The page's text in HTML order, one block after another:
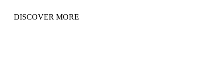
DISCOVER MORE